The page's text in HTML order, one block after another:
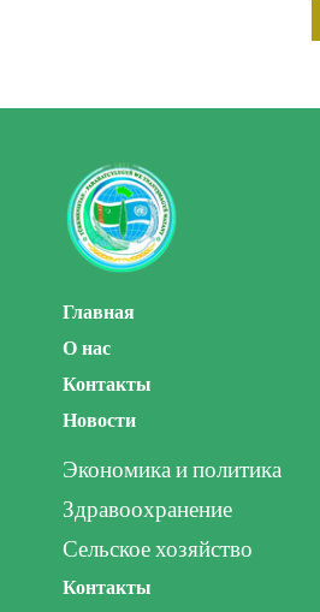
Главная
О нас
Контакты
Новости
Экономика и политика
Здравоохранение
Сельское хозяйство
Контакты